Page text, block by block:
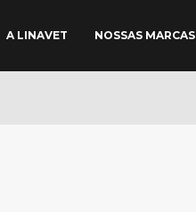
A LINAVET NOSSAS MARCAS